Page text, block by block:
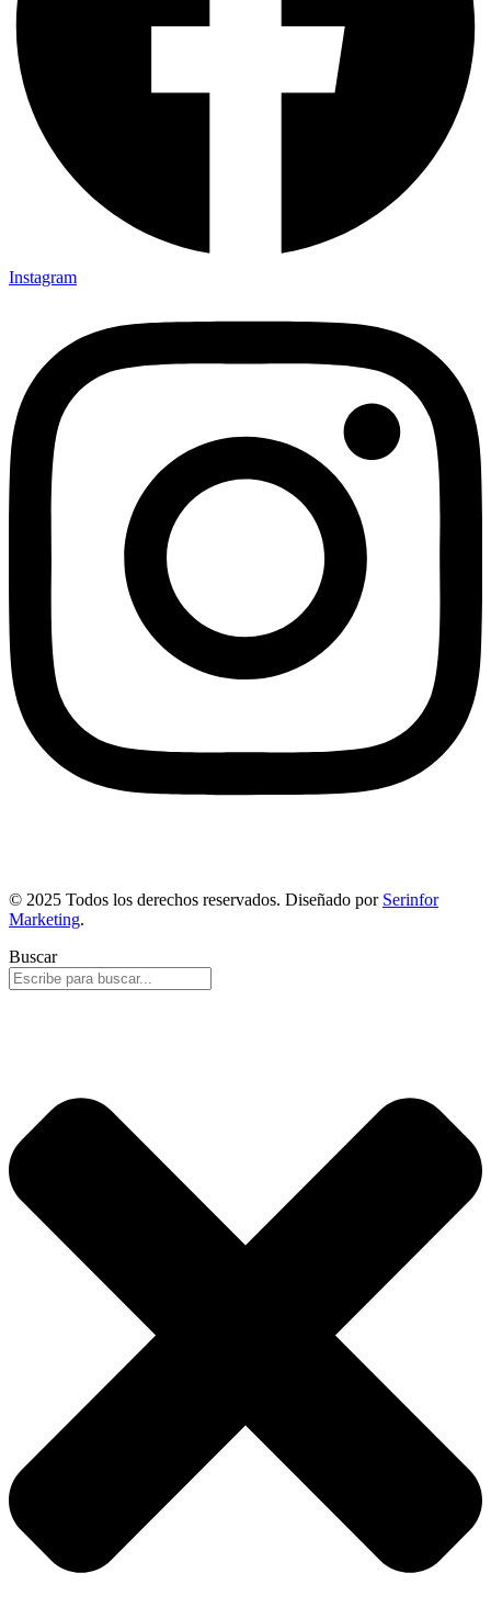
Instagram
© 2025 Todos los derechos reservados. Diseñado por Serinfor
Marketing.
Buscar